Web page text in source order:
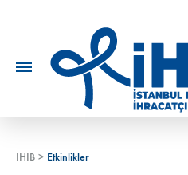
IHIB > Etkinlikler